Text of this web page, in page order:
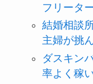
フリータ
結婚相談
主婦が挑
ダスキン
率よく稼